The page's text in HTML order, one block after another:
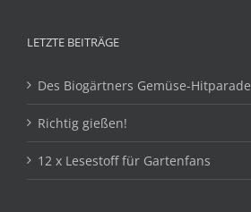
LETZTE BEITRÄGE
Des Biogärtners Gemüse-Hitparade
Richtig gießen!
12 x Lesestoff für Gartenfans